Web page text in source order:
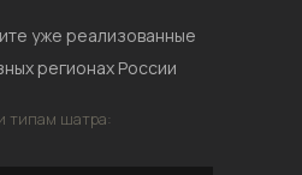
уже реализованные
регионах России
типам шатра: